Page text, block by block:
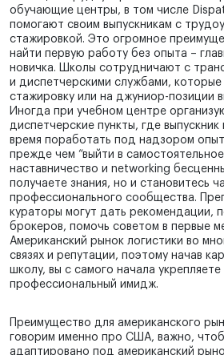
обучающие центры, в том числе
помогают своим выпускникам с
стажировкой. Это огромное
найти первую работу без опыта –
новичка. Школы сотрудничают с
и диспетчерскими службами, которые
стажировку или на джуниор-позиции
Иногда при учебном центре
диспетчерские пункты, где
время поработать под надзором
прежде чем “выйти в
наставничество и networking
получаете знания, но и становитесь
профессионального сообщества.
кураторы могут дать рекомендации,
брокеров, помочь советом в первые
Американский рынок логистики во
связях и репутации, поэтому начав
школу, вы с самого начала укрепляете
профессиональный имидж.
Преимущество для американского
говорим именно про США, важно,
адаптировано под американский